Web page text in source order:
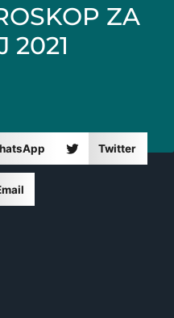
ZA
2021
Twitter